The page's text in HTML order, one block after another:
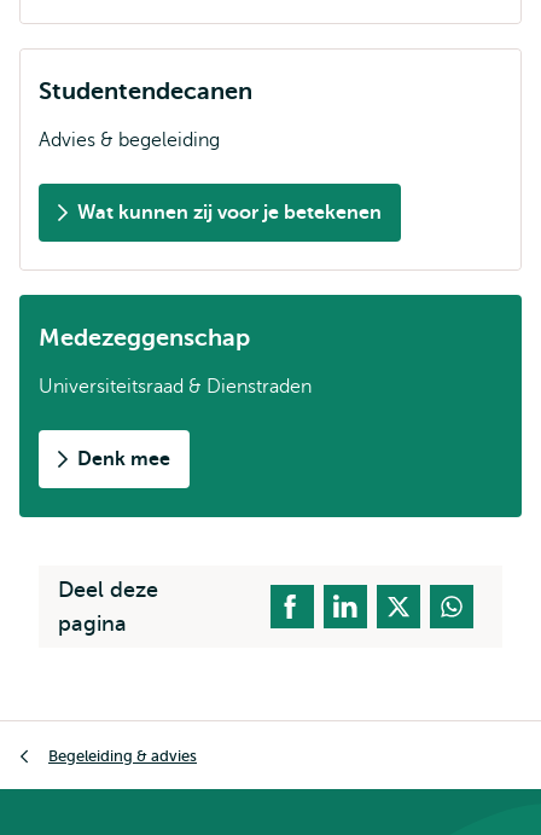
Studentendecanen
Advies & begeleiding
Wat kunnen zij voor je betekenen
Medezeggenschap
Universiteitsraad & Dienstraden
Denk mee
Deel deze
pagina
Begeleiding & advies